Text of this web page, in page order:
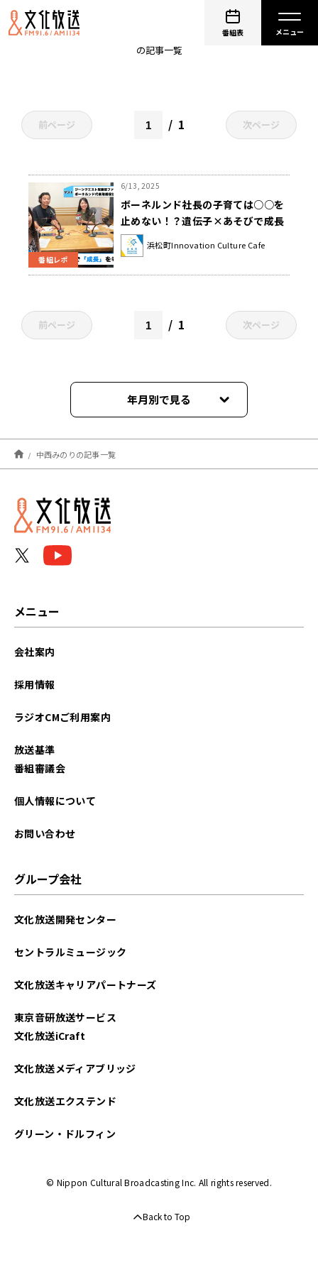
番組表
の記事一覧
前ページ 1 次ページ
番組レポ
6/13, 2025
ボーネルンド社長の子育ては○○を
止めない！？遺伝子×あそびで成長
を考える
浜松町Innovation Culture Cafe
前ページ 1 次ページ
年月別で見る
2025年06月
中西みのりの記事一覧
メニュー
会社案内
採用情報
ラジオCMご利用案内
放送基準
番組審議会
個人情報について
お問い合わせ
グループ会社
文化放送開発センター
セントラルミュージック
文化放送キャリアパートナーズ
東京音研放送サービス
文化放送iCraft
文化放送メディアブリッジ
文化放送エクステンド
グリーン・ドルフィン
© Nippon Cultural Broadcasting Inc. All rights reserved.
Back to Top